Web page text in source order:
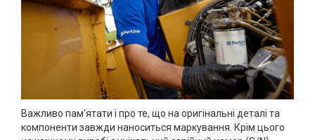
Важливо пам'ятати і про те, що на оригінальні деталі та
компоненти завжди наноситься маркування. Крім цього